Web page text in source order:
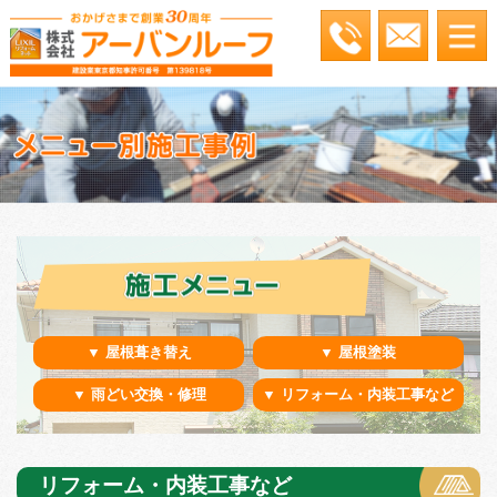
▼ 屋根葺き替え ▼ 屋根塗装
▼ 雨どい交換・修理 ▼ リフォーム・内装工事など
リフォーム・内装工事など